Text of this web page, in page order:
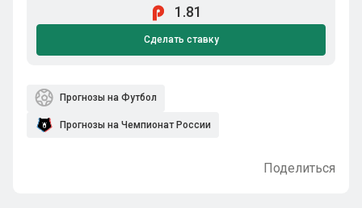
1.81
Сделать ставку
Прогнозы на Футбол
Прогнозы на Чемпионат России
Поделиться